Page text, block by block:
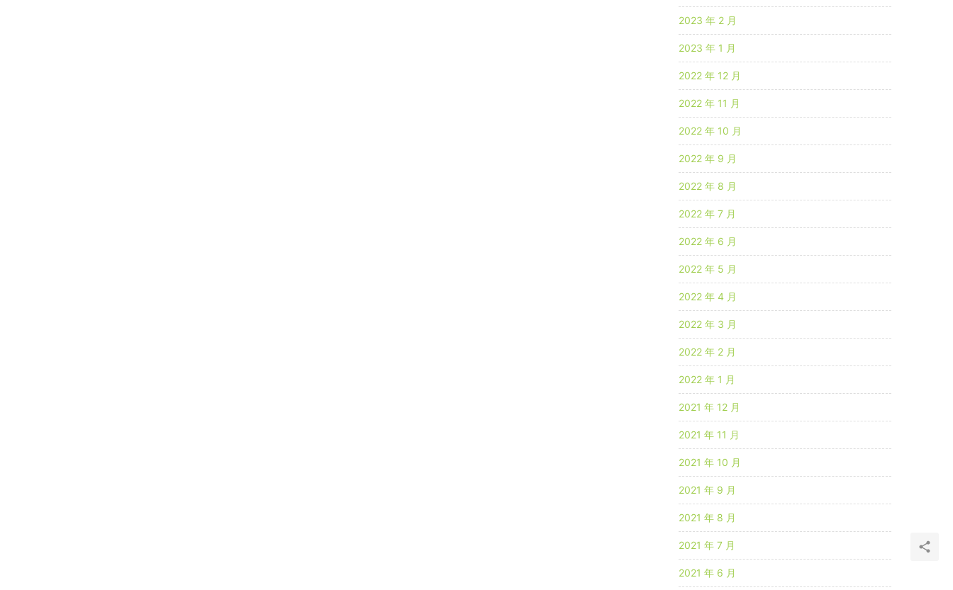
2023 年 2 月
2023 年 1 月
2022 年 12 月
2022 年 11 月
2022 年 10 月
2022 年 9 月
2022 年 8 月
2022 年 7 月
2022 年 6 月
2022 年 5 月
2022 年 4 月
2022 年 3 月
2022 年 2 月
2022 年 1 月
2021 年 12 月
2021 年 11 月
2021 年 10 月
2021 年 9 月
2021 年 8 月
2021 年 7 月
2021 年 6 月